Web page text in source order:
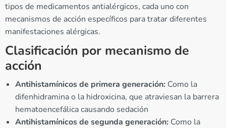
tipos de medicamentos antialérgicos, cada uno con
mecanismos de acción específicos para tratar diferentes
manifestaciones alérgicas.
Clasificación por mecanismo de
acción
Antihistamínicos de primera generación: Como la
difenhidramina o la hidroxicina, que atraviesan la barrera
hematoencefálica causando sedación
Antihistamínicos de segunda generación: Como la